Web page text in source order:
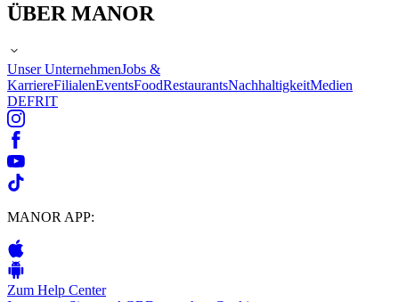
ÜBER MANOR
Unser UnternehmenJobs &
KarriereFilialenEventsFoodRestaurantsNachhaltigkeitMedien
DEFRIT
MANOR APP:
Zum Help Center